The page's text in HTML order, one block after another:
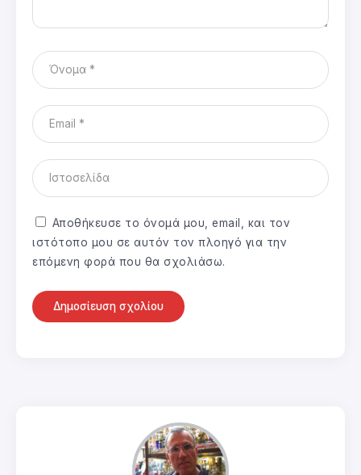
Αποθήκευσε το όνομά μου, email, και τον
ιστότοπο μου σε αυτόν τον πλοηγό για την
επόμενη φορά που θα σχολιάσω.